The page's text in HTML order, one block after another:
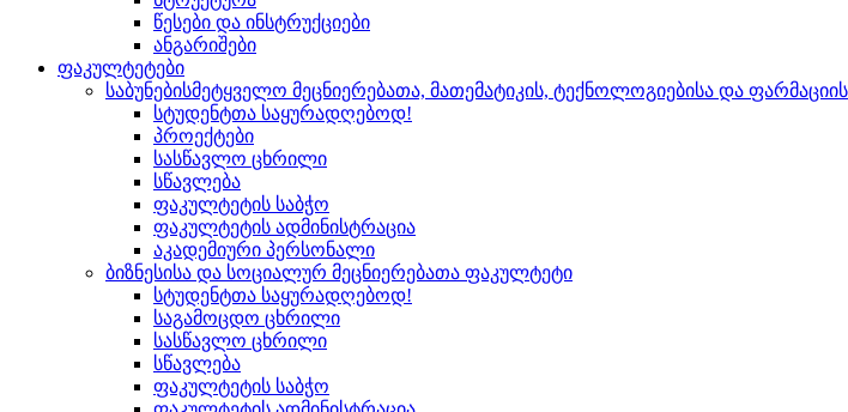
წესები და ინსტრუქციები
ანგარიშები
ფაკულტეტები
საბუნებისმეტყველო მეცნიერებათა, მათემატიკის, ტექნოლოგიებისა და
სტუდენტთა საყურადღებოდ!
პროექტები
სასწავლო ცხრილი
სწავლება
ფაკულტეტის საბჭო
ფაკულტეტის ადმინისტრაცია
აკადემიური პერსონალი
ბიზნესისა და სოციალურ მეცნიერებათა ფაკულტეტი
სტუდენტთა საყურადღებოდ!
საგამოცდო ცხრილი
სასწავლო ცხრილი
სწავლება
ფაკულტეტის საბჭო